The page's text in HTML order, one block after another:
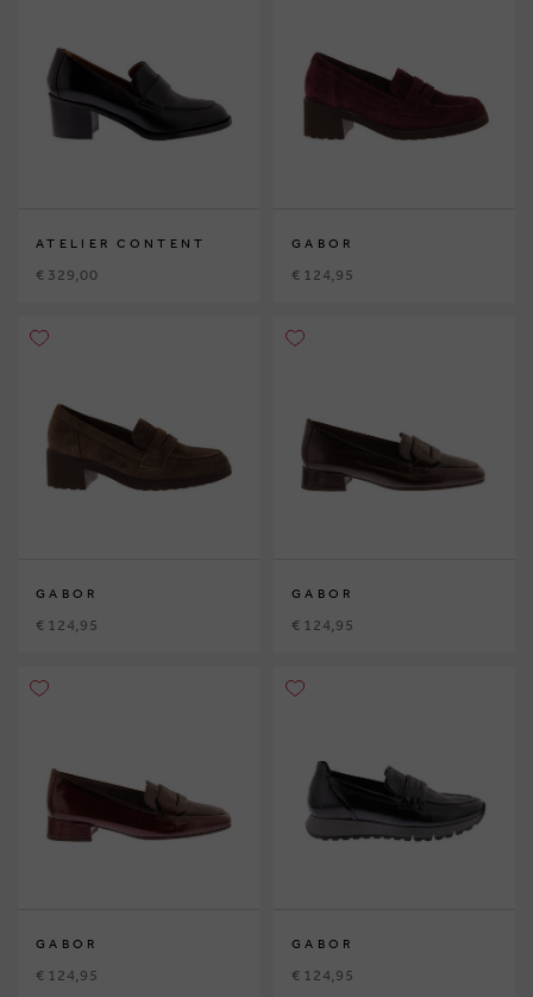
ATELIER CONTENT
€ 329,00
GABOR
€ 124,95
GABOR
€ 124,95
GABOR
€ 124,95
GABOR
€ 124,95
GABOR
€ 124,95